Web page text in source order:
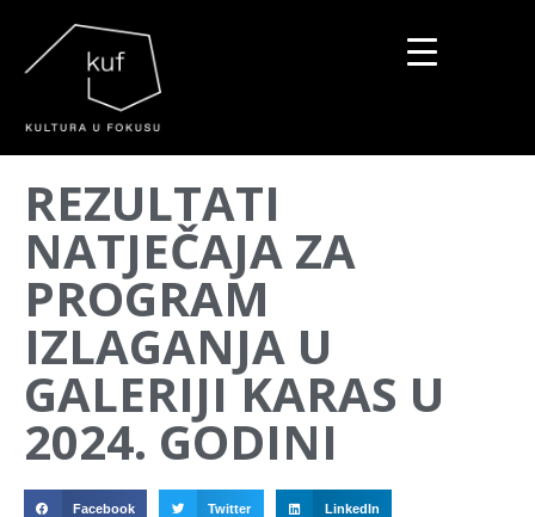
REZULTATI
NATJEČAJA ZA
PROGRAM
IZLAGANJA U
GALERIJI KARAS U
2024. GODINI
Facebook Twitter LinkedIn
▼
▼